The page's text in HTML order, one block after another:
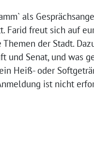
als
Farid freut sich auf
der Stadt.
und Senat, und was
Heiß- oder
ist nicht